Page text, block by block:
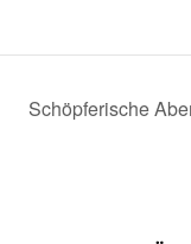
Schöpferische